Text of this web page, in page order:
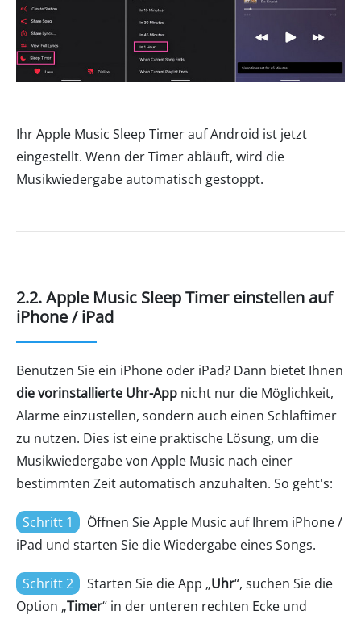
Ihr Apple Music Sleep Timer auf Android ist jetzt
eingestellt. Wenn der Timer abläuft, wird die
Musikwiedergabe automatisch gestoppt.
2.2. Apple Music Sleep Timer einstellen auf
iPhone / iPad
Benutzen Sie ein iPhone oder iPad? Dann bietet Ihnen
die vorinstallierte Uhr-App nicht nur die Möglichkeit,
Alarme einzustellen, sondern auch einen Schlaftimer
zu nutzen. Dies ist eine praktische Lösung, um die
Musikwiedergabe von Apple Music nach einer
bestimmten Zeit automatisch anzuhalten. So geht's:
Schritt 1
Öffnen Sie Apple Music auf Ihrem iPhone /
iPad und starten Sie die Wiedergabe eines Songs.
Schritt 2 Starten Sie die App „Uhr“, suchen Sie die
Option „Timer“ in der unteren rechten Ecke und